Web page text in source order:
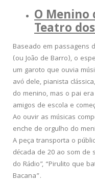
O Menino
Teatro
Baseado em passagens
(ou João de Barro), o
um garoto que ouvia
avó dele, pianista
do menino, mas o pai
amigos de escola e
Ao ouvir as músicas
enche de orgulho do
A peça transporta o
década de 20 ao som de
do Rádio”, “Pirulito que
Bacana”.